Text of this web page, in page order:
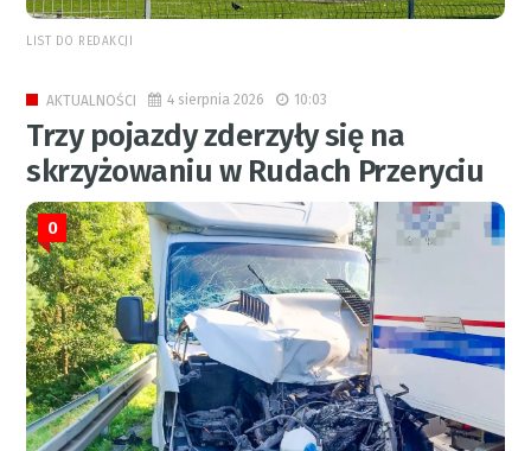
LIST DO REDAKCJI
AKTUALNOŚCI 4 sierpnia 2026 10:03
Trzy pojazdy zderzyły się na
skrzyżowaniu w Rudach Przeryciu
0